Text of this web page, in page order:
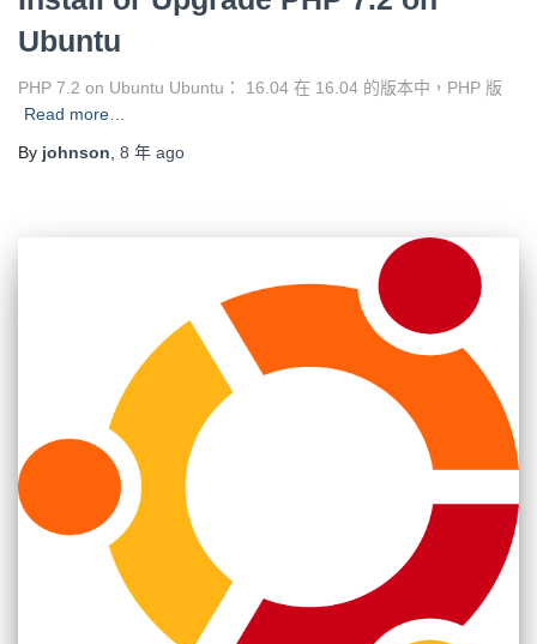
Ubuntu
PHP 7.2 on Ubuntu Ubuntu： 16.04 在 16.04 的版本中，PHP 版
Read more…
By johnson 8 年 ago